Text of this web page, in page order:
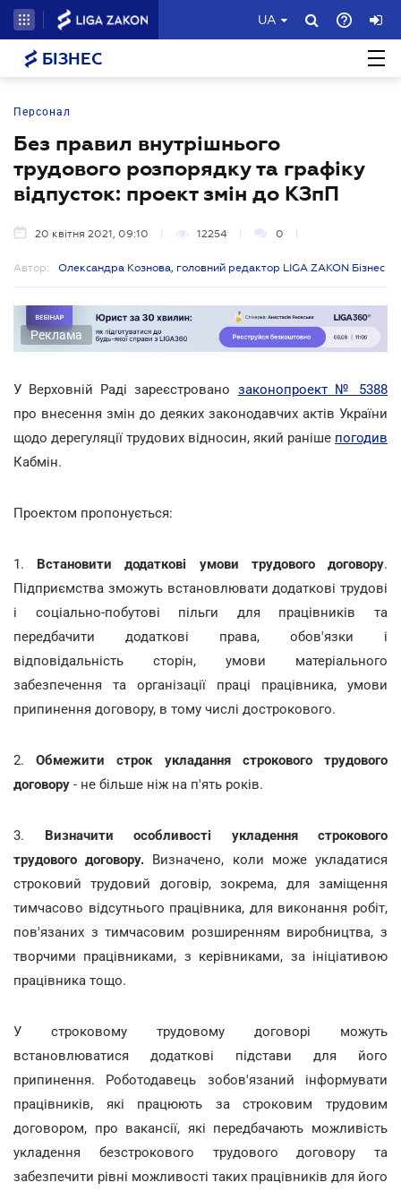
UA
БІЗНЕС
Персонал
Без правил внутрішнього
трудового розпорядку та графіку
відпусток: проект змін до КЗпП
20 квітня 2021, 09:10 12254 0
Автор: Олександра Кознова, головний редактор LIGA ZAKON Бізнес
Реклама
У Верховній Раді зареєстровано законопроект № 5388
про внесення змін до деяких законодавчих актів України
щодо дерегуляції трудових відносин, який раніше погодив
Кабмін.
Проектом пропонується:
1. Встановити додаткові умови трудового договору.
Підприємства зможуть встановлювати додаткові трудові
і соціально-побутові пільги для працівників та
передбачити додаткові права, обов'язки і
відповідальність сторін, умови матеріального
забезпечення та організації праці працівника, умови
припинення договору, в тому числі дострокового.
2.Обмежити строк укладання строкового трудового
договору - не більше ніж на п'ять років.
3. Визначити особливості укладення строкового
трудового договору. Визначено, коли може укладатися
строковий трудовий договір, зокрема, для заміщення
тимчасово відсутнього працівника, для виконання робіт,
пов'язаних з тимчасовим розширенням виробництва, з
творчими працівниками, з керівниками, за ініціативою
працівника тощо.
У строковому трудовому договорі можуть
встановлюватися додаткові підстави для його
припинення. Роботодавець зобов'язаний інформувати
працівників, які працюють за строковим трудовим
договором, про вакансії, які передбачають можливість
укладення безстрокового трудового договору та
забезпечити рівні можливості таких працівників для його